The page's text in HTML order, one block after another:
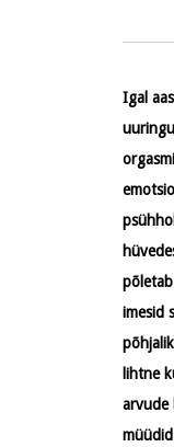
Igal
imesid
lihtne
arvude